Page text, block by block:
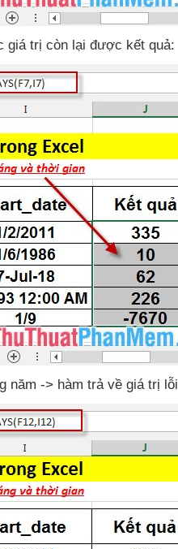
giá trị còn lại được kết quả:
năm -> hàm trả về giá trị lỗi